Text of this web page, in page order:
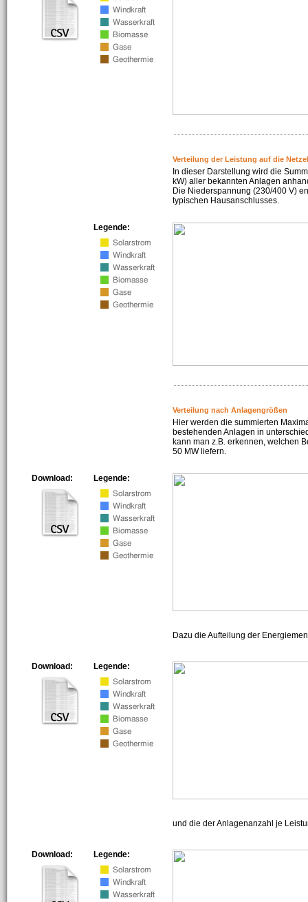
Verteilung der Leistung auf die
In dieser Darstellung wird die
kW) aller bekannten Anlagen
Die Niederspannung (230/400 V)
typischen Hausanschlusses.
Legende:
Verteilung nach Anlagengrößen
Hier werden die summierten
bestehenden Anlagen in
kann man z.B. erkennen, welchen
50 MW liefern.
Legende:
Download:
Dazu die Aufteilung der
Legende:
Download:
und die der Anlagenanzahl je
Legende:
Download: